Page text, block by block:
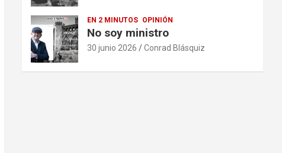
EN 2 MINUTOS OPINIÓN
No soy ministro
30 junio 2026 Conrad Blásquiz